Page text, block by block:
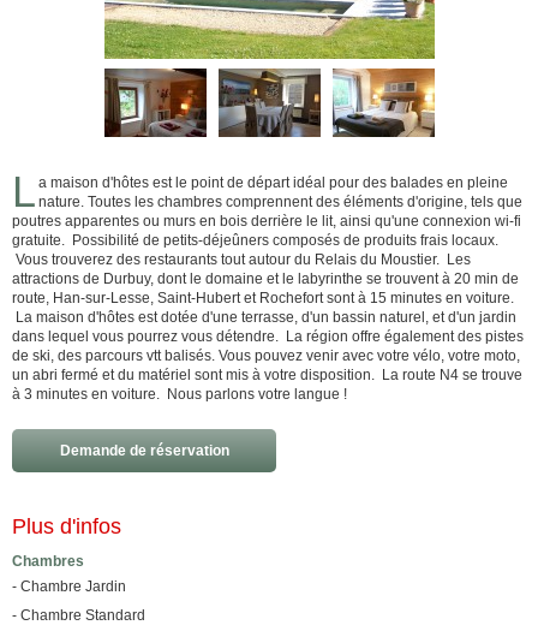
L a maison d'hôtes est le point de départ idéal pour des balades en pleine
nature. Toutes les chambres comprennent des éléments d'origine, tels que
poutres apparentes ou murs en bois derrière le lit, ainsi qu'une connexion wi-fi
gratuite. Possibilité de petits-déjeûners composés de produits frais locaux.
Vous trouverez des restaurants tout autour du Relais du Moustier. Les
attractions de Durbuy, dont le domaine et le labyrinthe se trouvent à 20 min de
route, Han-sur-Lesse, Saint-Hubert et Rochefort sont à 15 minutes en voiture.
La maison d'hôtes est dotée d'une terrasse, d'un bassin naturel, et d'un jardin
dans lequel vous pourrez vous détendre. La région offre également des pistes
de ski, des parcours vtt balisés. Vous pouvez venir avec votre vélo, votre moto,
un abri fermé et du matériel sont mis à votre disposition. La route N4 se trouve
à 3 minutes en voiture. Nous parlons votre langue !
Demande de réservation
Plus d'infos
Chambres
- Chambre Jardin
- Chambre Standard